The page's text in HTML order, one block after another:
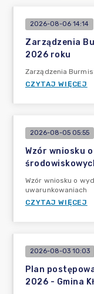
2026-08-06 14:14
Zarządzenia
2026 roku
Zarządzenia
CZYTAJ WIĘCEJ
2026-08-05 05:55
Wzór wniosku
Wzór wniosku o
uwarunkowaniach
CZYTAJ WIĘCEJ
2026-08-03 10:03
Plan
2026 - Gmina